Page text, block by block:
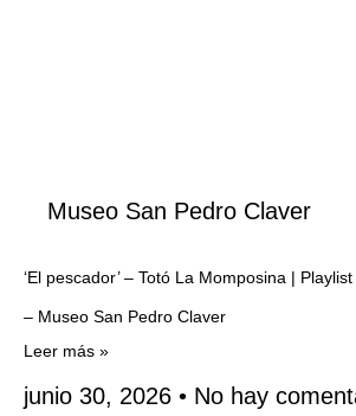
Museo San Pedro Claver
‘El pescador’ – Totó La Momposina |
– Museo San Pedro Claver
Leer más »
junio 30, 2026 No hay